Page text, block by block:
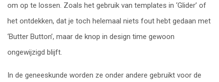
om op te lossen. Zoals het gebruik van templates in ‘Glider’ of
het ontdekken, dat je toch helemaal niets fout hebt gedaan met
‘Butter Button’, maar de knop in design time gewoon
ongewijzigd blijft.
In de geneeskunde worden ze onder andere gebruikt voor de